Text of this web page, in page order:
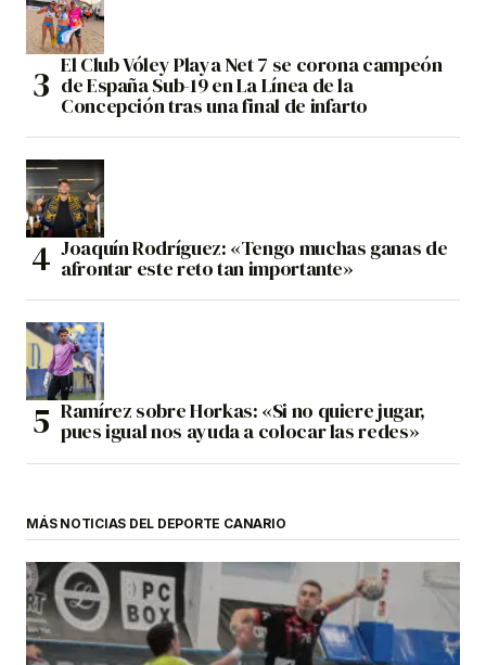
El Club Vóley Playa Net 7 se corona campeón
de España Sub-19 en La Línea de la
Concepción tras una final de infarto
Joaquín Rodríguez: «Tengo muchas ganas de
afrontar este reto tan importante»
Ramírez sobre Horkas: «Si no quiere jugar,
pues igual nos ayuda a colocar las redes»
MÁS NOTICIAS DEL DEPORTE CANARIO